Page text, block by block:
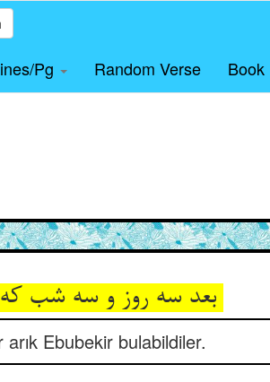
Pg Random Verse Book
بعد سه روز و سه شب که اشتافتند ** یک ابوبکری نزاری یافتند
Ebubekir bulabildiler.